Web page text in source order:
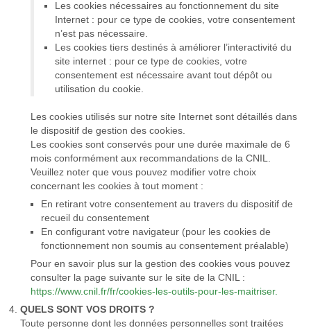
Les cookies nécessaires au fonctionnement du site
Internet : pour ce type de cookies, votre consentement
n’est pas nécessaire.
Les cookies tiers destinés à améliorer l’interactivité du
site internet : pour ce type de cookies, votre
consentement est nécessaire avant tout dépôt ou
utilisation du cookie.
Les cookies utilisés sur notre site Internet sont détaillés dans
le dispositif de gestion des cookies.
Les cookies sont conservés pour une durée maximale de 6
mois conformément aux recommandations de la CNIL.
Veuillez noter que vous pouvez modifier votre choix
concernant les cookies à tout moment :
En retirant votre consentement au travers du dispositif de
recueil du consentement
En configurant votre navigateur (pour les cookies de
fonctionnement non soumis au consentement préalable)
Pour en savoir plus sur la gestion des cookies vous pouvez
consulter la page suivante sur le site de la CNIL :
https://www.cnil.fr/fr/cookies-les-outils-pour-les-maitriser.
QUELS SONT VOS DROITS ?
Toute personne dont les données personnelles sont traitées